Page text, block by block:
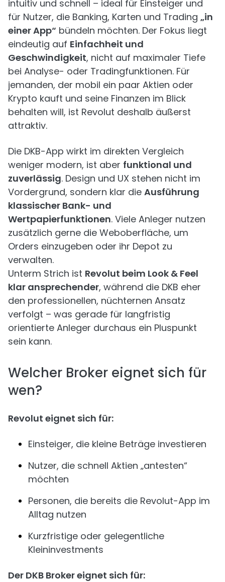
intuitiv und schnell – ideal für Einsteiger und
für Nutzer, die Banking, Karten und Trading „in
einer App“ bündeln möchten. Der Fokus liegt
eindeutig auf Einfachheit und
Geschwindigkeit, nicht auf maximaler Tiefe
bei Analyse- oder Tradingfunktionen. Für
jemanden, der mobil ein paar Aktien oder
Krypto kauft und seine Finanzen im Blick
behalten will, ist Revolut deshalb äußerst
attraktiv.
Die DKB-App wirkt im direkten Vergleich
weniger modern, ist aber funktional und
zuverlässig. Design und UX stehen nicht im
Vordergrund, sondern klar die Ausführung
klassischer Bank- und
Wertpapierfunktionen. Viele Anleger nutzen
zusätzlich gerne die Weboberfläche, um
Orders einzugeben oder ihr Depot zu
verwalten.
Unterm Strich ist Revolut beim Look & Feel
klar ansprechender, während die DKB eher
den professionellen, nüchternen Ansatz
verfolgt – was gerade für langfristig
orientierte Anleger durchaus ein Pluspunkt
sein kann.
Welcher Broker eignet sich für
wen?
Revolut eignet sich für:
Einsteiger, die kleine Beträge investieren
Nutzer, die schnell Aktien „antesten“
möchten
Personen, die bereits die Revolut-App im
Alltag nutzen
Kurzfristige oder gelegentliche
Kleininvestments
Der DKB Broker eignet sich für: